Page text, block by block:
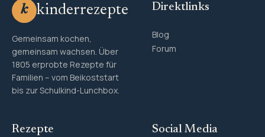
k kinderrezepte
Gemeinsam kochen,
gemeinsam wachsen. Über
1805 erprobte Rezepte für
Familien – vom Beikoststart
bis zur Schulkind-Lunchbox.
Direktlinks
Blog
Forum
Rezepte Social Media